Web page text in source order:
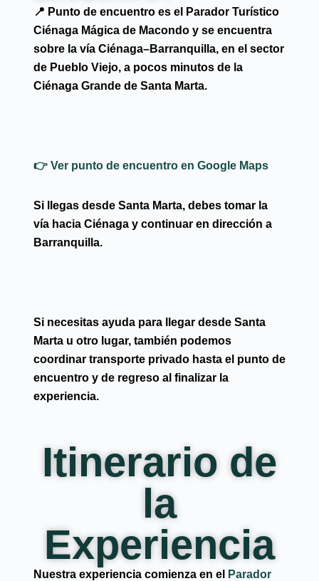
📍 Punto de encuentro es el
Parador Turístico
Ciénaga Mágica de Macondo y se encuentra
sobre la vía Ciénaga–Barranquilla, en el sector
de Pueblo Viejo, a pocos minutos de la
Ciénaga Grande de Santa Marta.
👉 Ver punto de encuentro en Google Maps
Si llegas desde Santa Marta, debes tomar la
vía hacia Ciénaga y continuar en dirección a
Barranquilla.
Si necesitas ayuda para llegar desde Santa
Marta u otro lugar, también podemos
coordinar transporte privado hasta el punto de
encuentro y de regreso al finalizar la
experiencia.
Itinerario de
la
Experiencia
Nuestra experiencia comienza en el
Parador